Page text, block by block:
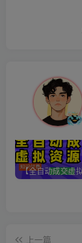
上一篇